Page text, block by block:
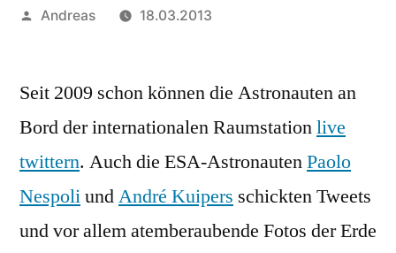
Veröffentlicht
Andreas 18.03.2013
Seit 2009 schon können die Astronauten an
Bord der internationalen Raumstationlive
twittern. Auch die ESA-AstronautenPaolo
NespoliundAndré Kuipers schickten Tweets
und vor allem atemberaubende Fotos der Erde